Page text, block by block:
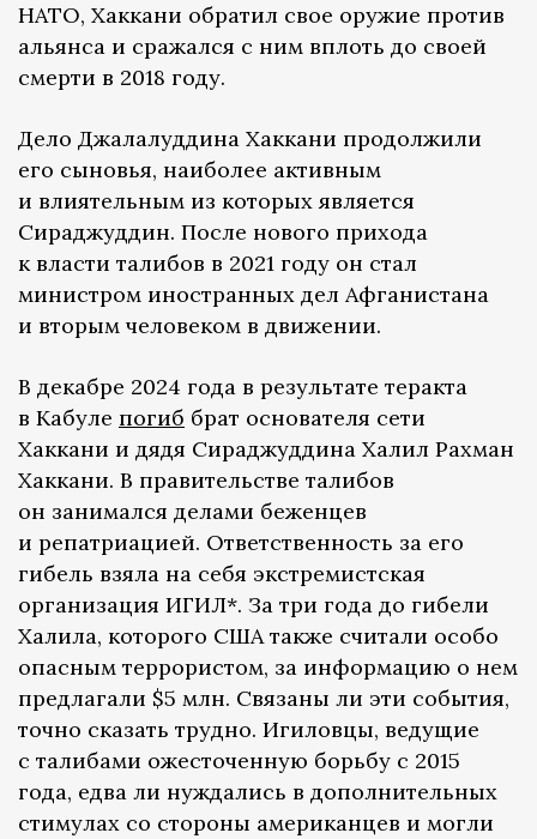
НАТО, Хаккани обратил свое оружие против
альянса и сражался с ним вплоть до своей
смерти в 2018 году.
Дело Джалалуддина Хаккани продолжили
его сыновья, наиболее активным
и влиятельным из которых является
Сираджуддин. После нового прихода
к власти талибов в 2021 году он стал
министром иностранных дел Афганистана
и вторым человеком в движении.
В декабре 2024 года в результате теракта
в Кабуле погиб брат основателя сети
Хаккани и дядя Сираджуддина Халил Рахман
Хаккани. В правительстве талибов
он занимался делами беженцев
и репатриацией. Ответственность за его
гибель взяла на себя экстремистская
организация ИГИЛ*. За три года до гибели
Халила, которого США также считали особо
опасным террористом, за информацию о нем
предлагали $5 млн. Связаны ли эти события,
точно сказать трудно. Игиловцы, ведущие
с талибами ожесточенную борьбу с 2015
года, едва ли нуждались в дополнительных
стимулах со стороны американцев и могли